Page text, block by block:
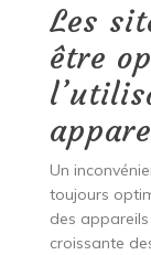
Les
être
Un
toujours
des
croissante